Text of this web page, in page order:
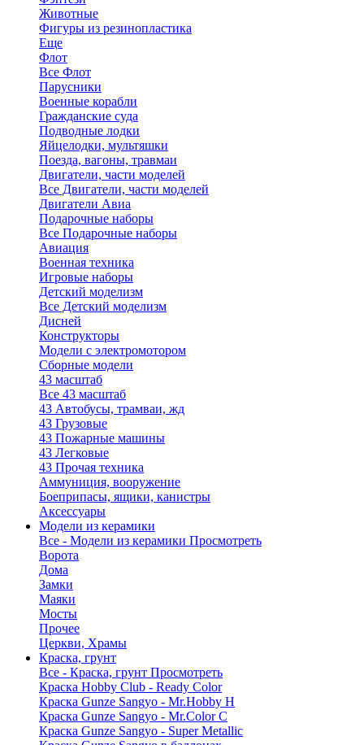
Животные
Фигуры из резинопластика
Еще
Флот
Все Флот
Парусники
Военные корабли
Гражданские суда
Подводные лодки
Яйцелодки, мультяшки
Поезда, вагоны, травмаи
Двигатели, части моделей
Все Двигатели, части моделей
Двигатели Авиа
Подарочные наборы
Все Подарочные наборы
Авиация
Военная техника
Игровые наборы
Детский моделизм
Все Детский моделизм
Дисней
Конструкторы
Модели с электромотором
Сборные модели
43 масштаб
Все 43 масштаб
43 Автобусы, трамваи, жд
43 Грузовые
43 Пожарные машины
43 Легковые
43 Прочая техника
Аммуниция, вооружение
Боеприпасы, ящики, канистры
Аксессуары
Модели из керамики
Все - Модели из керамики Просмотреть
Ворота
Дома
Замки
Маяки
Мосты
Прочее
Церкви, Храмы
Краска, грунт
Все - Краска, грунт Просмотреть
Краска Hobby Club - Ready Color
Краска Gunze Sangyo - Mr.Hobby H
Краска Gunze Sangyo - Mr.Color C
Краска Gunze Sangyo - Super Metallic